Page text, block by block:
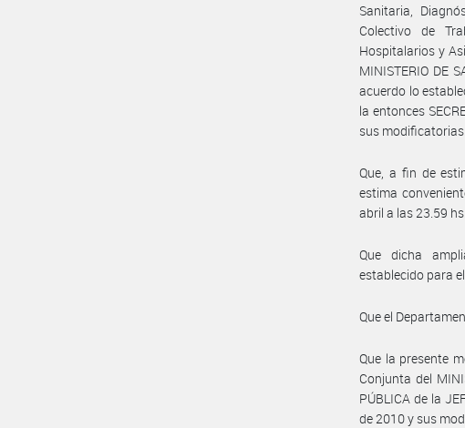
Sanitaria,
Colectivo de
Hospitalarios y
MINISTERIO DE
acuerdo lo
la entonces
sus modificatorias.
Que, a fin de
estima
abril a las 23.59 hs.
Que dicha
establecido para
Que el
Que la presente
Conjunta del
PÚBLICA de la
de 2010 y sus